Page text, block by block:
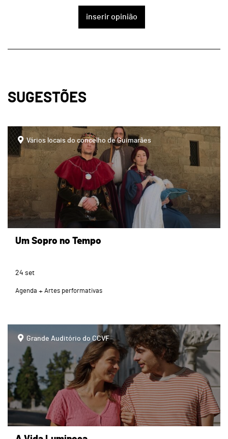
inserir opinião
SUGESTÕES
Vários locais do concelho de Guimarães
Um Sopro no Tempo
24 set
Agenda Artes performativas
Grande Auditório do CCVF